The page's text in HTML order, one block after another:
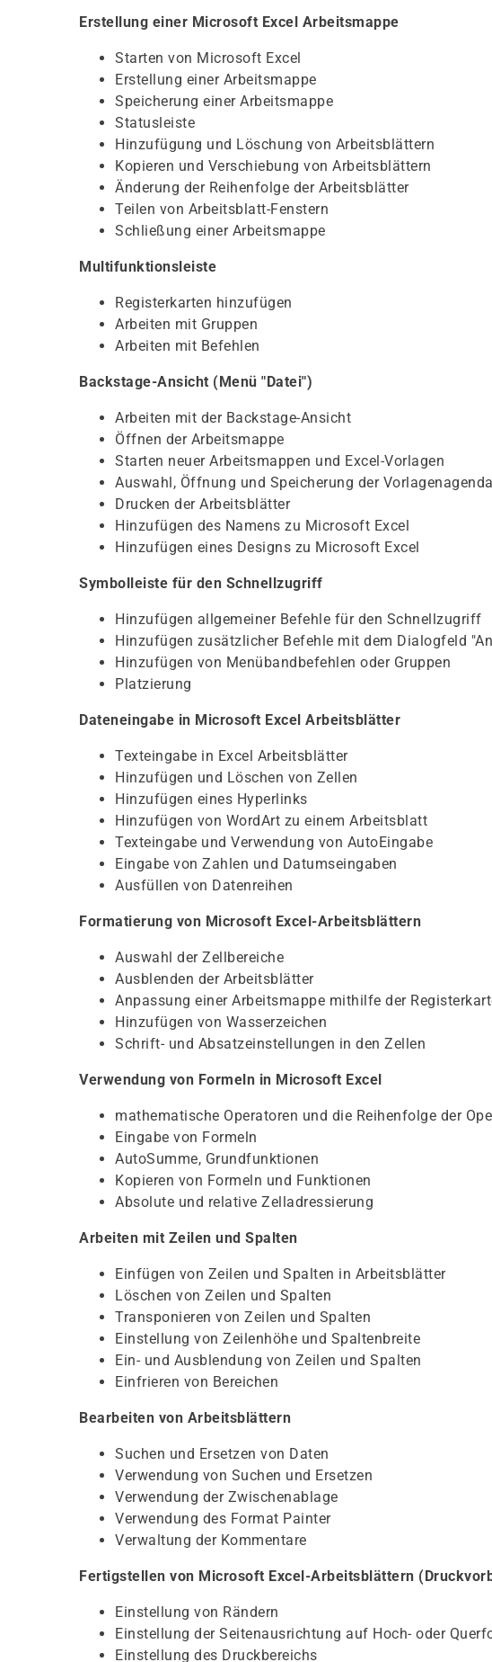
Erstellung einer Microsoft Excel Arbeitsmappe
Starten von Microsoft Excel
Erstellung einer Arbeitsmappe
Speicherung einer Arbeitsmappe
Statusleiste
Hinzufügung und Löschung von Arbeitsblättern
Kopieren und Verschiebung von Arbeitsblättern
Änderung der Reihenfolge der Arbeitsblätter
Teilen von Arbeitsblatt-Fenstern
Schließung einer Arbeitsmappe
Multifunktionsleiste
Registerkarten hinzufügen
Arbeiten mit Gruppen
Arbeiten mit Befehlen
Backstage-Ansicht (Menü "Datei")
Arbeiten mit der Backstage-Ansicht
Öffnen der Arbeitsmappe
Starten neuer Arbeitsmappen und Excel-Vorlagen
Auswahl, Öffnung und Speicherung der Vorlagenagenda
Drucken der Arbeitsblätter
Hinzufügen des Namens zu Microsoft Excel
Hinzufügen eines Designs zu Microsoft Excel
Symbolleiste für den Schnellzugriff
Hinzufügen allgemeiner Befehle für den Schnellzugriff
Hinzufügen zusätzlicher Befehle mit dem Dialogfeld
Hinzufügen von Menübandbefehlen oder Gruppen
Platzierung
Dateneingabe in Microsoft Excel Arbeitsblätter
Texteingabe in Excel Arbeitsblätter
Hinzufügen und Löschen von Zellen
Hinzufügen eines Hyperlinks
Hinzufügen von WordArt zu einem Arbeitsblatt
Texteingabe und Verwendung von AutoEingabe
Eingabe von Zahlen und Datumseingaben
Ausfüllen von Datenreihen
Formatierung von Microsoft Excel-Arbeitsblättern
Auswahl der Zellbereiche
Ausblenden der Arbeitsblätter
Anpassung einer Arbeitsmappe mithilfe der
Hinzufügen von Wasserzeichen
Schrift- und Absatzeinstellungen in den Zellen
Verwendung von Formeln in Microsoft Excel
mathematische Operatoren und die Reihenfolge der
Eingabe von Formeln
AutoSumme, Grundfunktionen
Kopieren von Formeln und Funktionen
Absolute und relative Zelladressierung
Arbeiten mit Zeilen und Spalten
Einfügen von Zeilen und Spalten in Arbeitsblätter
Löschen von Zeilen und Spalten
Transponieren von Zeilen und Spalten
Einstellung von Zeilenhöhe und Spaltenbreite
Ein- und Ausblendung von Zeilen und Spalten
Einfrieren von Bereichen
Bearbeiten von Arbeitsblättern
Suchen und Ersetzen von Daten
Verwendung von Suchen und Ersetzen
Verwendung der Zwischenablage
Verwendung des Format Painter
Verwaltung der Kommentare
Fertigstellen von Microsoft Excel-Arbeitsblättern
Einstellung von Rändern
Einstellung der Seitenausrichtung auf Hoch- oder
Einstellung des Druckbereichs